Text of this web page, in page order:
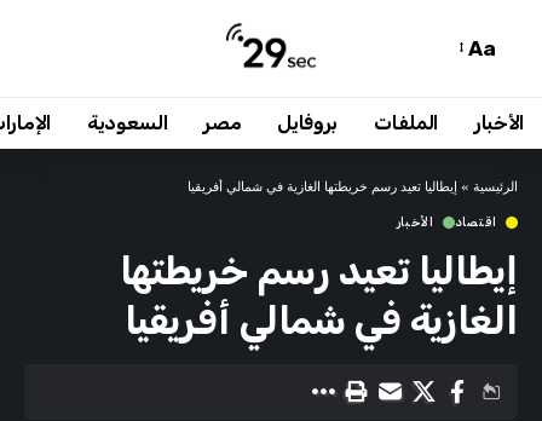
Aa
الأخبار الملفات بروفايل مصر السعودية
الرئيسية » إيطاليا تعيد رسم خريطتها الغازية في شمالي أفريقيا
اقتصاد الأخبار
إيطاليا تعيد رسم خريطتها
الغازية في شمالي أفريقيا